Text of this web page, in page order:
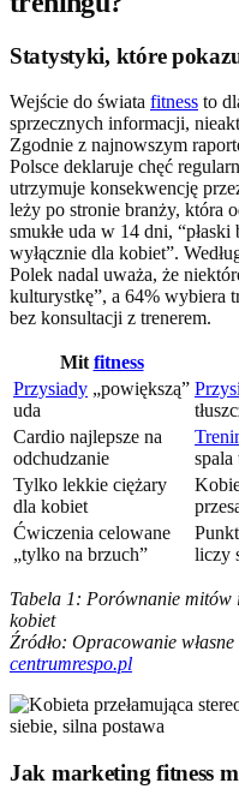
Statystyki, które
Wejście do świata fitness to
sprzecznych informacji,
Zgodnie z najnowszym
Polsce deklaruje chęć
utrzymuje konsekwencję
leży po stronie branży, która
smukłe uda w 14 dni,
wyłącznie dla kobiet”.
Polek nadal uważa, że
kulturystkę”, a 64% wybiera
bez konsultacji z trenerem.
Mit fitness
Przysiady „powiększą”
uda
Cardio najlepsze na
odchudzanie
spala
Tylko lekkie ciężary
dla kobiet
Ćwiczenia celowane
„tylko na brzuch”
liczy
Tabela 1: Porównanie mitów
kobiet
Źródło: Opracowanie
centrumrespo.pl
Jak marketing fitness